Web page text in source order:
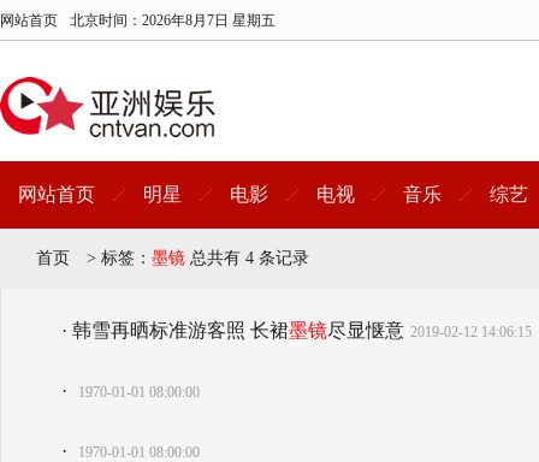
网站首页 北京时间： 2026年8月7日 星期五
网站首页 明星 电影 电视 音乐 综艺
首页 > 标签： 墨镜 总共有 4 条记录
· 韩雪再晒标准游客照 长裙墨镜尽显惬意 2019-02-12 14:06:15
· 1970-01-01 08:00:00
· 1970-01-01 08:00:00